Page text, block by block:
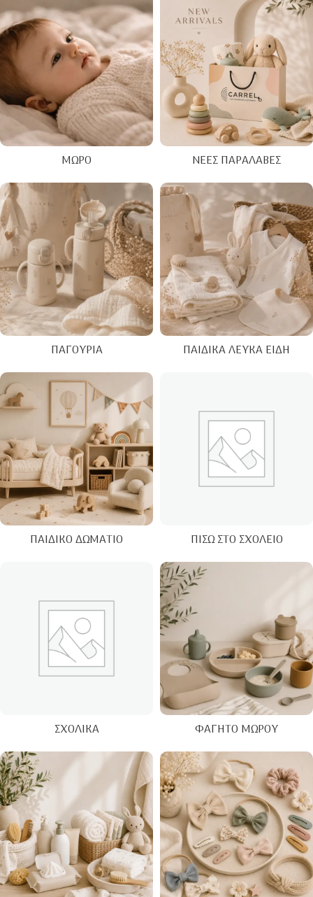
ΜΩΡΌ ΝΈΕΣ ΠΑΡΑΛΑΒΈΣ
ΠΑΓΟΎΡΙΑ ΠΑΙΔΙΚΆ ΛΕΥΚΆ ΕΊΔΗ
ΠΑΙΔΙΚΌ ΔΩΜΆΤΙΟ ΠΊΣΩ ΣΤΟ ΣΧΟΛΕΊΟ
ΣΧΟΛΙΚΆ ΦΑΓΗΤΌ ΜΩΡΟΎ